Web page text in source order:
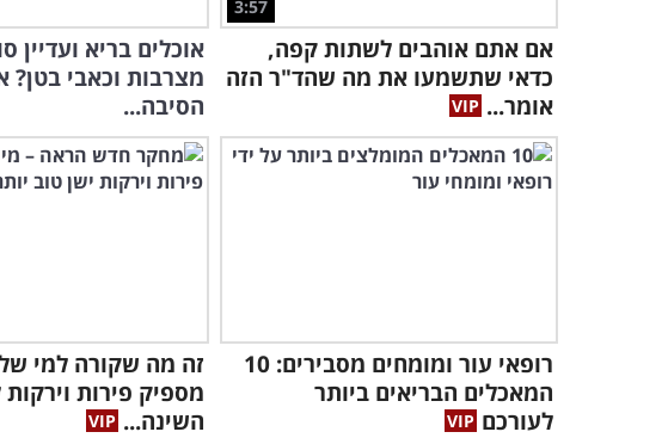
3:57
אם אתם אוהבים לשתות קפה,
כדאי שתשמעו את מה שהד"ר הזה
אומר...
אוכלים בריא ועדיין
מצרבות וכאבי בטן?
הסיבה...
רופאי עור ומומחים מסבירים: 10
המאכלים הבריאים ביותר
לעורכם
זה מה שקורה למי
מספיק פירות וירקות
השינה...